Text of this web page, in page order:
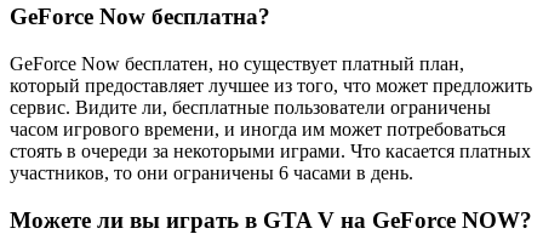
GeForce Now бесплатна?
GeForce Now бесплатен, но существует платный план,
который предоставляет лучшее из того, что может предложить
сервис. Видите ли, бесплатные пользователи ограничены
часом игрового времени, и иногда им может потребоваться
стоять в очереди за некоторыми играми. Что касается платных
участников, то они ограничены 6 часами в день.
Можете ли вы играть в GTA V на GeForce NOW?